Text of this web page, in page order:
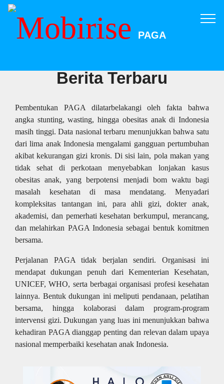
PAGA
Berita Terbaru
Pembentukan PAGA dilatarbelakangi oleh fakta bahwa
angka stunting, wasting, hingga obesitas anak di Indonesia
masih tinggi. Data nasional terbaru menunjukkan bahwa satu
dari lima anak Indonesia mengalami gangguan pertumbuhan
akibat kekurangan gizi kronis. Di sisi lain, pola makan yang
tidak sehat di perkotaan menyebabkan lonjakan kasus
obesitas anak, yang berpotensi menjadi bom waktu bagi
masalah kesehatan di masa mendatang. Menyadari
kompleksitas tantangan ini, para ahli gizi, dokter anak,
akademisi, dan pemerhati kesehatan berkumpul, merancang,
dan melahirkan PAGA Indonesia sebagai bentuk komitmen
bersama.
Perjalanan PAGA tidak berjalan sendiri. Organisasi ini
mendapat dukungan penuh dari Kementerian Kesehatan,
UNICEF, WHO, serta berbagai organisasi profesi kesehatan
lainnya. Bentuk dukungan ini meliputi pendanaan, pelatihan
bersama, hingga kolaborasi dalam program-program
intervensi gizi. Dukungan yang luas ini menunjukkan bahwa
kehadiran PAGA dianggap penting dan relevan dalam upaya
nasional memperbaiki kesehatan anak Indonesia.